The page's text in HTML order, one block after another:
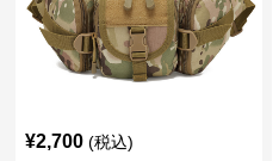
¥2,700 (税込)